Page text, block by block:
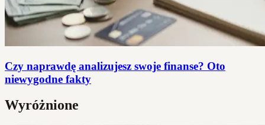
Czy naprawdę analizujesz swoje finanse? Oto
niewygodne fakty
Wyróżnione